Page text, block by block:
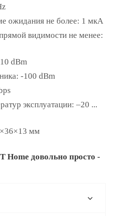
ожидания не более: 1 мкА
видимости не менее:
dBm
-100 dBm
эксплуатации: –20 ...
мм
Home довольно просто -